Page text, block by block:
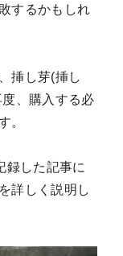
するかもしれ
挿し芽(挿し
、購入する必
。
録した記事に
詳しく説明し